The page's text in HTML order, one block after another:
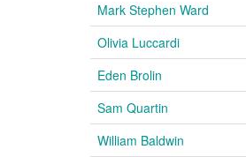
Mark Stephen Ward
Olivia Luccardi
Eden Brolin
Sam Quartin
William Baldwin